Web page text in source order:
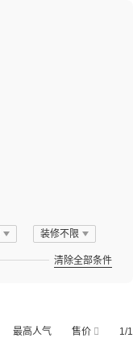
装修不限
清除全部条件
1/1
最高人气 售价